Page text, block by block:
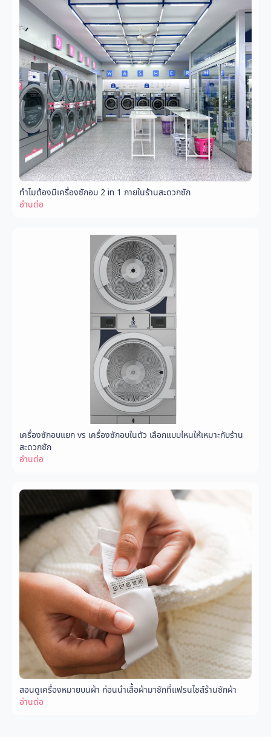
ทำไมต้องมีเครื่องซักอบ 2 in 1 ภายในร้านสะดวกซัก
อ่านต่อ
เครื่องซักอบแยก vs เครื่องซักอบในตัว เลือกแบบไหนให้เหมาะกับร้าน
สะดวกซัก
อ่านต่อ
สอนดูเครื่องหมายบนผ้า ก่อนนำเสื้อผ้ามาซักที่แฟรนไชส์ร้านซักผ้า
อ่านต่อ